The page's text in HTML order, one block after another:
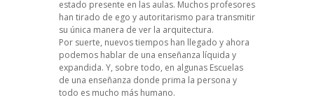
estado presente en las aulas. Muchos profesores
han tirado de ego y autoritarismo para transmitir
su única manera de ver la arquitectura.
Por suerte, nuevos tiempos han llegado y ahora
podemos hablar de una enseñanza líquida y
expandida. Y, sobre todo, en algunas Escuelas
de una enseñanza donde prima la persona y
todo es mucho más humano.